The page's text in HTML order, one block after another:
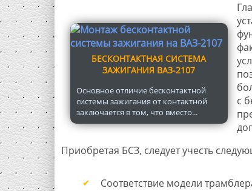
БЕСКОНТАКТНАЯ СИСТЕМА
ЗАЖИГАНИЯ ВАЗ-2107
Основное отличие бесконтактной
системы зажигания от контактной
заключается в том, что вместо...
с
Приобретая БСЗ, следует учесть
Соответствие модели